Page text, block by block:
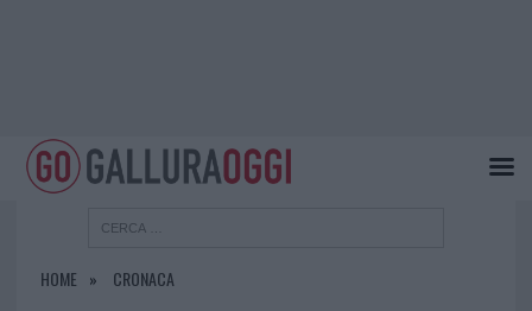
HOME CRONACA